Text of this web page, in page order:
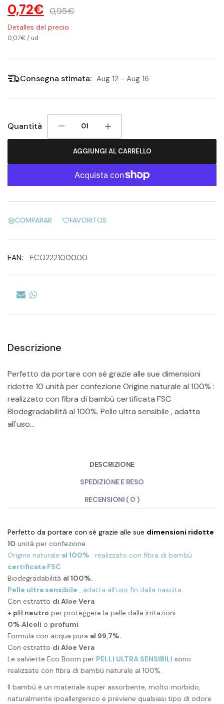
0,72€ 0,95€
Detalles del precio
0,07€/ ud
Consegna stimata: Aug 12 - Aug 16
Quantità
AGGIUNGI AL CARRELLO
COMPARAR FAVORITOS
EAN: ECO222100000
Descrizione
Perfetto da portare con sé grazie alle sue dimensioni
ridotte 10 unità per confezione Origine naturale al 100% :
realizzato con fibra di bambù certificata FSC
Biodegradabilità al 100%. Pelle ultra sensibile , adatta
all'uso...
DESCRIZIONE
SPEDIZIONE E RESO
RECENSIONI ( 0 )
Perfetto da portare con sé grazie alle sue dimensioni ridotte
10 unità per confezione
Origine naturale al 100% : realizzato con fibra di bambù
certificata FSC
Biodegradabilità al 100%.
Pelle ultra sensibile , adatta all'uso fin dalla nascita
Con estratto di Aloe Vera
+ pH neutro per proteggere la pelle dalle irritazioni
0% Alcoli o profumi
Formula con acqua pura al 99,7%.
Con estratto di Aloe Vera
Le salviette Eco Boom per PELLI ULTRA SENSIBILI sono
realizzate con fibra di bambù naturale al 100%.
Il bambù è un materiale super assorbente, molto morbido,
naturalmente ipoallergenico e previene qualsiasi tipo di odore